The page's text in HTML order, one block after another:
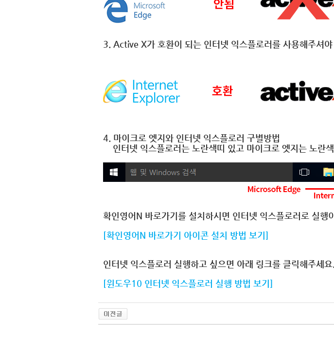
3. Active X가 호환이 되는 인터넷 익스플로러를 사용해주셔
4. 마이크로 엣지와 인터넷 익스플로러 구별방법
인터넷 익스플로러는 노란색띠 있고 마이크로 엣지는 노란
확인영어N 바로가기를 설치하시면 인터넷 익스플로러로 실행
[확인영어N 바로가기 아이콘 설치 방법 보기]
인터넷 익스플로러 실행하고 싶으면 아래 링크를 클릭해주세요.
[윈도우10 인터넷 익스플로러 실행 방법 보기]